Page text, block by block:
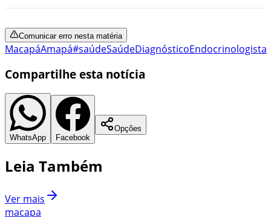
Comunicar erro nesta matéria
MacapáAmapá#saúdeSaúdeDiagnósticoEndocrinologista
Compartilhe esta notícia
WhatsApp Facebook
Opções
Leia Também
Ver mais
macapa